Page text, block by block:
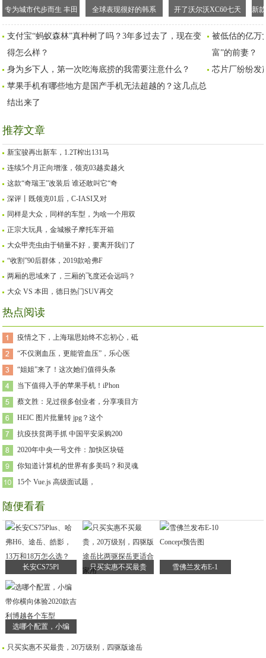
专为城市代步而生 丰田
AYGO百公里油耗仅为
3.3升
全球表现很好的韩系
车，为什么国内就觉得
不好了？
开了沃尔沃XC60七天
后：从好感到喜欢，就
这么简单
新
内
支付宝“蚂蚁森林”真种树了吗？3年多过去了，现在变
得怎么样？
被低估的亿万
富”的前妻？
身为乡下人，第一次吃海底捞的我需要注意什么？
芯片厂纷纷发
苹果手机有哪些地方是国产手机无法超越的？这几点总
结出来了
推荐文章
新宝骏再出新车，1.2T榨出131马
连续5个月正向增涨，领克03越卖越火
这款“奇瑞王”改装后 谁还敢叫它“奇
深评丨既领克01后，C-IASI又对
同样是大众，同样的车型，为啥一个用双
正宗大玩具，金城猴子摩托车开箱
大众甲壳虫由于销量不好，要离开我们了
“收割”90后群体，2019款哈弗F
两厢的思域来了，三厢的飞度还会远吗？
大众 VS 本田，德日热门SUV再交
热点阅读
疫情之下，上海瑞思始终不忘初心，砥
“不仅测血压，更能管血压”，乐心医
“姐姐”来了！这次她们值得头条
当下值得入手的苹果手机！iPhon
蔡文胜：见过很多创业者，分享项目方
HEIC 图片批量转 jpg？这个
抗疫扶贫两手抓 中国平安采购200
2020年中央一号文件：加快区块链
你知道计算机的世界有多美吗？和灵魂
15个 Vue.js 高级面试题，
随便看看
长安CS75Pl 只买实惠不买最贵 雪佛兰发布E-1
选哪个配置，小编
只买实惠不买最贵，20万级别，四驱版途岳